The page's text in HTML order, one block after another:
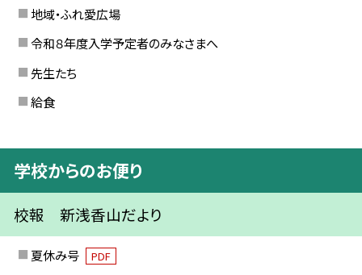
地域・ふれ愛広場
令和８年度入学予定者のみなさまへ
先生たち
給食
学校からのお便り
校報 新浅香山だより
夏休み号 PDF